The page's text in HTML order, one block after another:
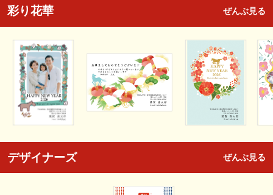
彩り花華 ぜんぶ見る
デザイナーズ ぜんぶ見る